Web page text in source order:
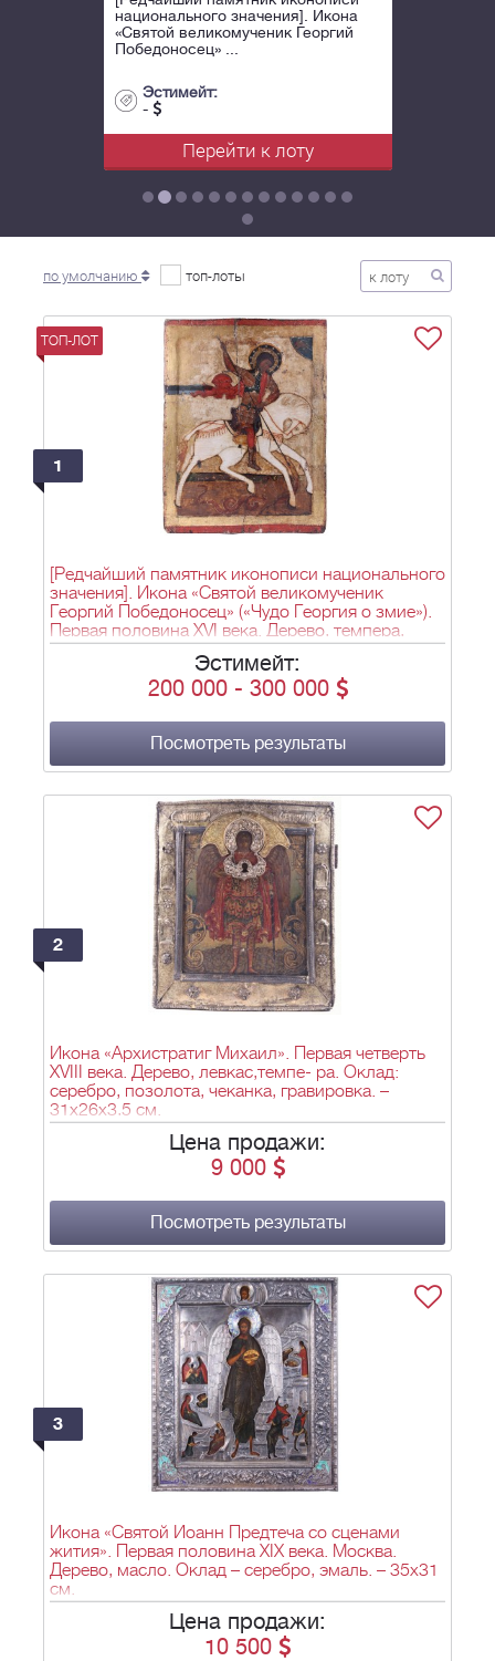
национального значения]. Икона
«Святой великомученик Георгий
Победоносец» ...
Эстимейт:
-
Перейти к лоту
по умолчанию топ-лоты
ТОП-ЛОТ
1
[Редчайший памятник иконописи национального
значения]. Икона «Святой великомученик
Георгий Победоносец» («Чудо Георгия о змие»).
Первая половина XVI века. Дерево, темпера,
киноварь, левкас, позолота. – 58,5х44,6 см.
Эстимейт:
200 000- 300 000
Посмотреть результаты
2
Икона «Архистратиг Михаил». Первая четверть
XVIII века. Дерево, левкас,темпе- ра. Оклад:
серебро, позолота, чеканка, гравировка. –
31х26х3,5 см.
Цена продажи:
9 000
Посмотреть результаты
3
Икона «Святой Иоанн Предтеча со сценами
жития». Первая половина XIX века. Москва.
Дерево, масло. Оклад – серебро, эмаль. – 35х31
см.
Цена продажи:
10 500